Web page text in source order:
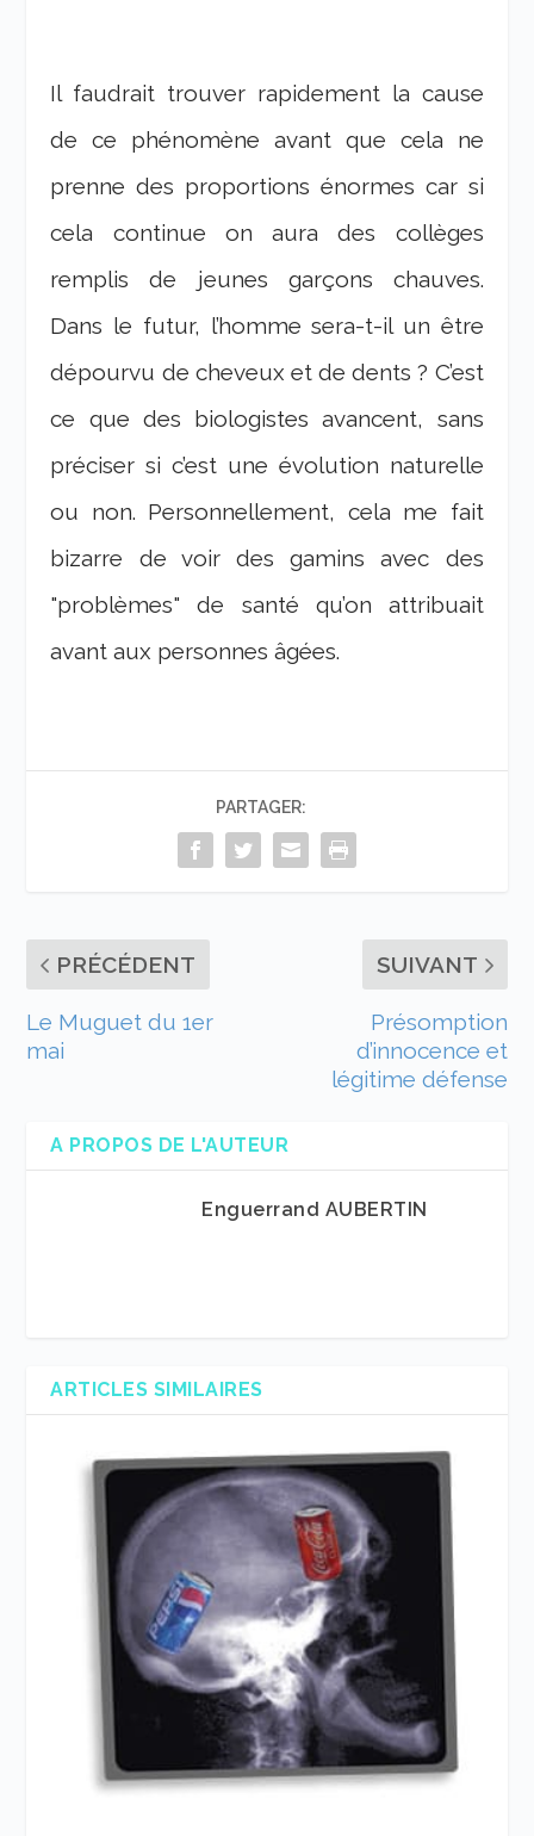
Il faudrait trouver rapidement la cause
de ce phénomène avant que cela ne
prenne des proportions énormes car si
cela continue on aura des collèges
remplis de jeunes garçons chauves.
Dans le futur, l’homme sera-t-il un être
dépourvu de cheveux et de dents ? C’est
ce que des biologistes avancent, sans
préciser si c’est une évolution naturelle
ou non. Personnellement, cela me fait
bizarre de voir des gamins avec des
"problèmes" de santé qu’on attribuait
avant aux personnes âgées.
PARTAGER:
PRÉCÉDENT
Le Muguet du 1er
mai
SUIVANT
Présomption
d’innocence et
légitime défense
A PROPOS DE L'AUTEUR
Enguerrand AUBERTIN
ARTICLES SIMILAIRES